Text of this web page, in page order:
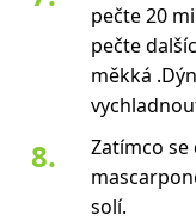
pečte 20
pečte
měkká
Zatímco se
solí.